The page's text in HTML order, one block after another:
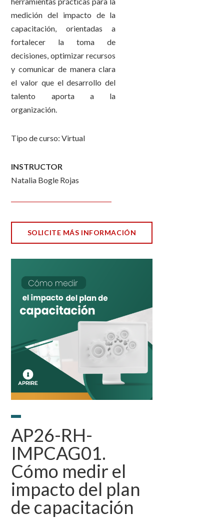
medición del impacto de la
capacitación, orientadas a
fortalecer la toma de
decisiones, optimizar recursos
y comunicar de manera clara
el valor que el desarrollo del
talento aporta a la
organización.
Tipo de curso: Virtual
INSTRUCTOR
Natalia Bogle Rojas
SOLICITE MÁS INFORMACIÓN
AP26-RH-
IMPCAG01.
Cómo medir el
impacto del plan
de capacitación